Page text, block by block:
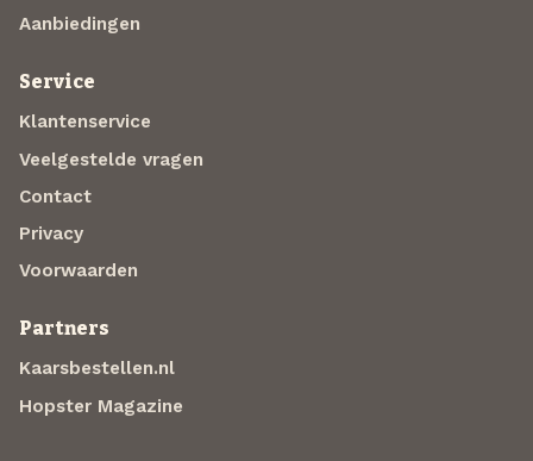
Aanbiedingen
Service
Klantenservice
Veelgestelde vragen
Contact
Privacy
Voorwaarden
Partners
Kaarsbestellen.nl
Hopster Magazine